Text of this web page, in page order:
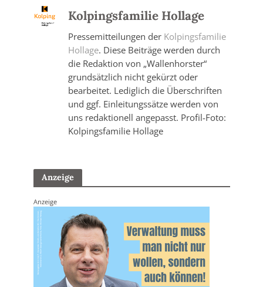
Kolpingsfamilie Hollage
Pressemitteilungen der Kolpingsfamilie
Hollage. Diese Beiträge werden durch
die Redaktion von „Wallenhorster“
grundsätzlich nicht gekürzt oder
bearbeitet. Lediglich die Überschriften
und ggf. Einleitungssätze werden von
uns redaktionell angepasst. Profil-Foto:
Kolpingsfamilie Hollage
Anzeige
Anzeige